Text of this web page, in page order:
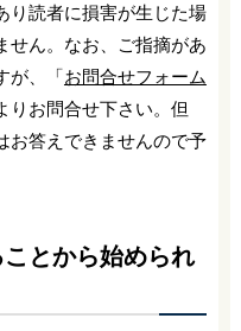
り読者に損害が生じた場
せん。なお、ご指摘があ
が、「お問合せフォーム
りお問合せ下さい。但
お答えできませんので予
とから始められ